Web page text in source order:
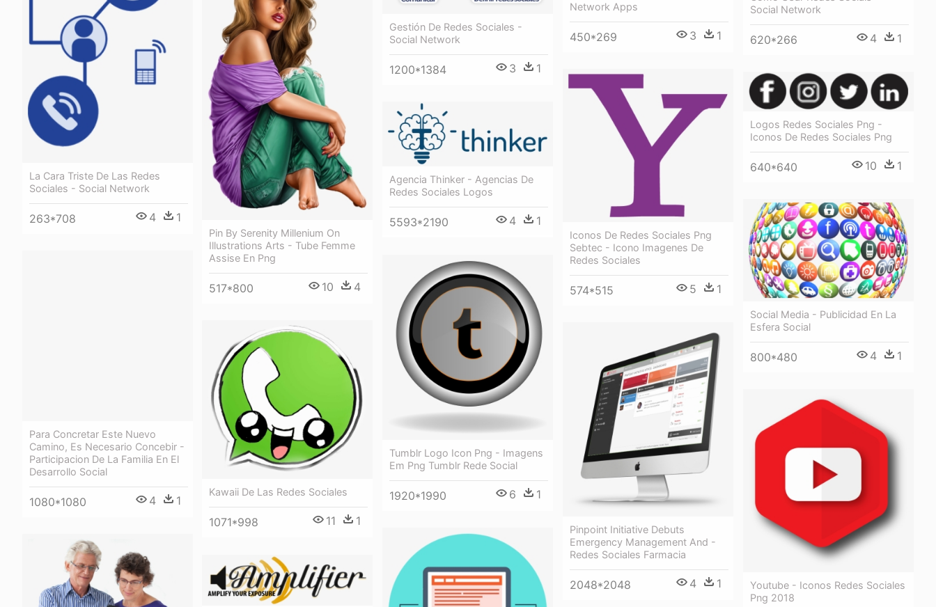
La Cara Triste De Las Redes
Sociales - Social Network
263*708 4 1
Gestión De Redes Sociales -
Social Network
1200*1384 3 1
Network Apps
450*269 3 1
Social Network
620*266 4 1
Pin By Serenity Millenium On
Illustrations Arts - Tube Femme
Assise En Png
517*800 10 4
Iconos De Redes Sociales Png
Sebtec - Icono Imagenes De
Redes Sociales
574*515 5 1
Logos Redes Sociales Png -
Iconos De Redes Sociales Png
640*640 10 1
Agencia Thinker - Agencias De
Redes Sociales Logos
5593*2190 4 1
Social Media - Publicidad En La
Esfera Social
800*480 4 1
Para Concretar Este Nuevo
Camino, Es Necesario Concebir -
Participacion De La Familia En El
Desarrollo Social
1080*1080 4 1
Tumblr Logo Icon Png - Imagens
Em Png Tumblr Rede Social
1920*1990 6 1
Kawaii De Las Redes Sociales
1071*998 11 1
Pinpoint Initiative Debuts
Emergency Management And -
Redes Sociales Farmacia
2048*2048 4 1
Youtube - Iconos Redes Sociales
Png 2018